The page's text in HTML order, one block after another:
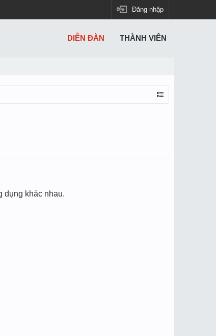
Đăng nhập
dụng khác nhau.
DIỄN ĐÀN THÀNH VIÊN